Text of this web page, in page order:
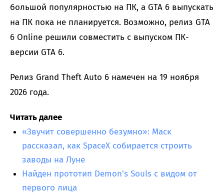
большой популярностью на ПК, а GTA 6 выпускать
на ПК пока не планируется. Возможно, релиз GTA
6 Online решили совместить с выпуском ПК-
версии GTA 6.
Релиз Grand Theft Auto 6 намечен на 19 ноября
2026 года.
Читать далее
«Звучит совершенно безумно»: Маск
рассказал, как SpaceX собирается строить
заводы на Луне
Найден прототип Demon’s Souls с видом от
первого лица